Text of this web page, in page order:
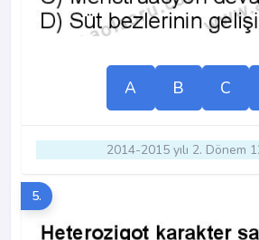
A B C
2014-2015 yılı 2. Dönem
5.